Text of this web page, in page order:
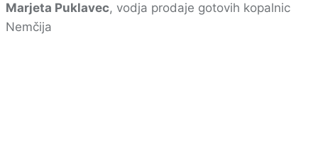
Marjeta Puklavec, vodja prodaje gotovih kopalnic
Nemčija